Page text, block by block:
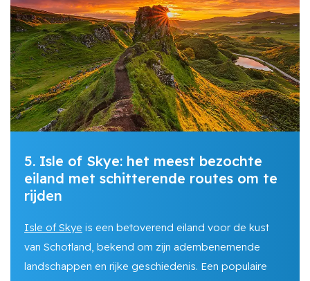
5. Isle of Skye: het meest bezochte
eiland met schitterende routes om te
rijden
Isle of Skye is een betoverend eiland voor de kust
van Schotland, bekend om zijn adembenemende
landschappen en rijke geschiedenis. Een populaire